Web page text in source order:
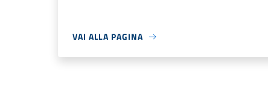
VAI ALLA PAGINA